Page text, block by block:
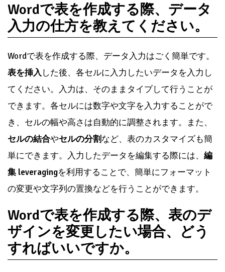
Wordで表を作成する際、データ
入力の仕方を教えてください。
Wordで表を作成する際、データ入力はごく簡単です。
表を挿入した後、各セルに入力したいデータを入力し
てください。入力は、そのままタイプして行うことが
できます。各セルには数字や文字を入力することがで
き、セルの幅や高さは自動的に調整されます。また、
セルの結合やセルの分割など、表のカスタマイズも簡
単にできます。入力したデータを編集する際には、 編
集 leveragingを利用することで、簡単にフォーマット
の変更や文字列の置換などを行うことができます。
Wordで表を作成する際、表のデ
ザインを変更したい場合、どう
すればいいですか。